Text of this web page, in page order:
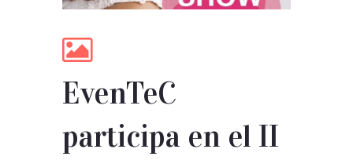
EvenTeC
participa en el II